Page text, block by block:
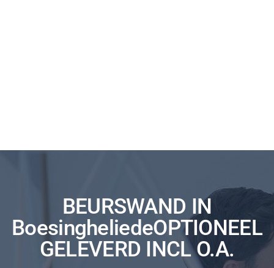
BEURSWAND IN
BoesingheliedeOPTIONEEL
GELEVERD INCL O.A.